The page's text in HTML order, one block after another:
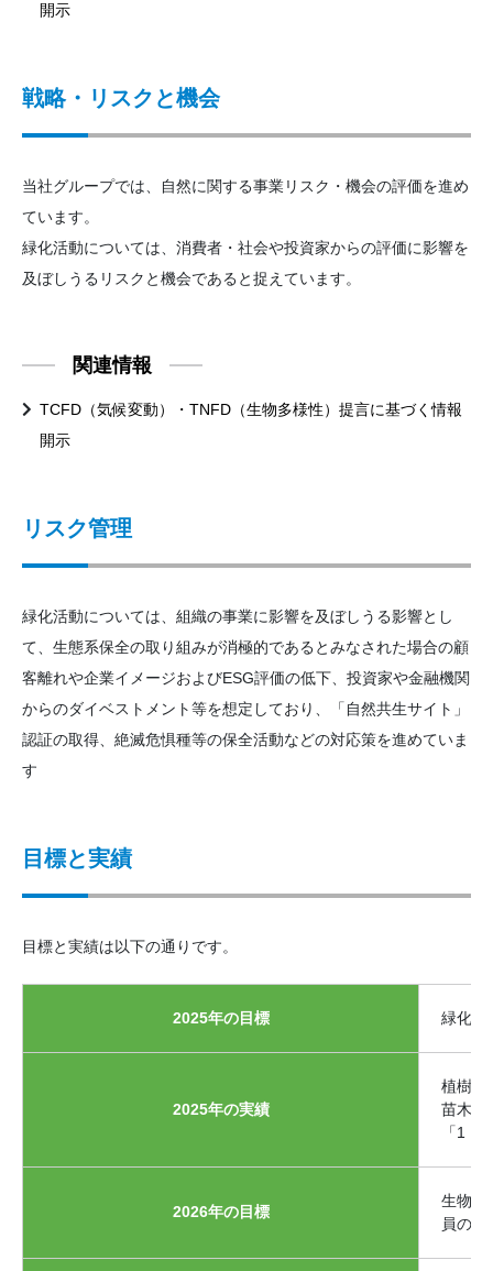
開示
戦略・リスクと機会
当社グループでは、自然に関する事業リスク・機会の評価を進め
ています。
緑化活動については、消費者・社会や投資家からの評価に影響を
及ぼしうるリスクと機会であると捉えています。
関連情報
TCFD（気候変動）・TNFD（生物多様性）提言に基づく情報
開示
リスク管理
緑化活動については、組織の事業に影響を及ぼしうる影響とし
て、生態系保全の取り組みが消極的であるとみなされた場合の顧
客離れや企業イメージおよびESG評価の低下、投資家や金融機関
からのダイベストメント等を想定しており、「自然共生サイト」
認証の取得、絶滅危惧種等の保全活動などの対応策を進めていま
す
目標と実績
目標と実績は以下の通りです。
2025年の目標 緑化活
2025年の実績
植樹本
苗木提
「1
2026年の目標
生物多
員のエ